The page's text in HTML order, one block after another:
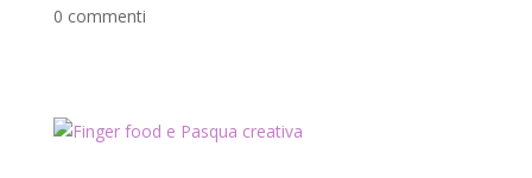
0 commenti